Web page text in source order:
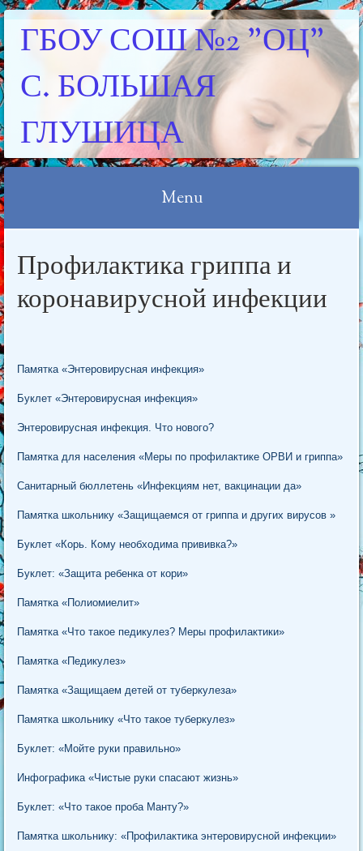
ГБОУ СОШ №2 "ОЦ"
С. БОЛЬШАЯ
ГЛУШИЦА
Menu
Профилактика гриппа и
коронавирусной инфекции
Памятка «Энтеровирусная инфекция»
Буклет «Энтеровирусная инфекция»
Энтеровирусная инфекция. Что нового?
Памятка для населения «Меры по профилактике ОРВИ и гриппа»
Санитарный бюллетень «Инфекциям нет, вакцинации да»
Памятка школьнику «Защищаемся от гриппа и других вирусов »
Буклет «Корь. Кому необходима прививка?»
Буклет: «Защита ребенка от кори»
Памятка «Полиомиелит»
Памятка «Что такое педикулез? Меры профилактики»
Памятка «Педикулез»
Памятка «Защищаем детей от туберкулеза»
Памятка школьнику «Что такое туберкулез»
Буклет: «Мойте руки правильно»
Инфографика «Чистые руки спасают жизнь»
Буклет: «Что такое проба Манту?»
Памятка школьнику: «Профилактика энтеровирусной инфекции»